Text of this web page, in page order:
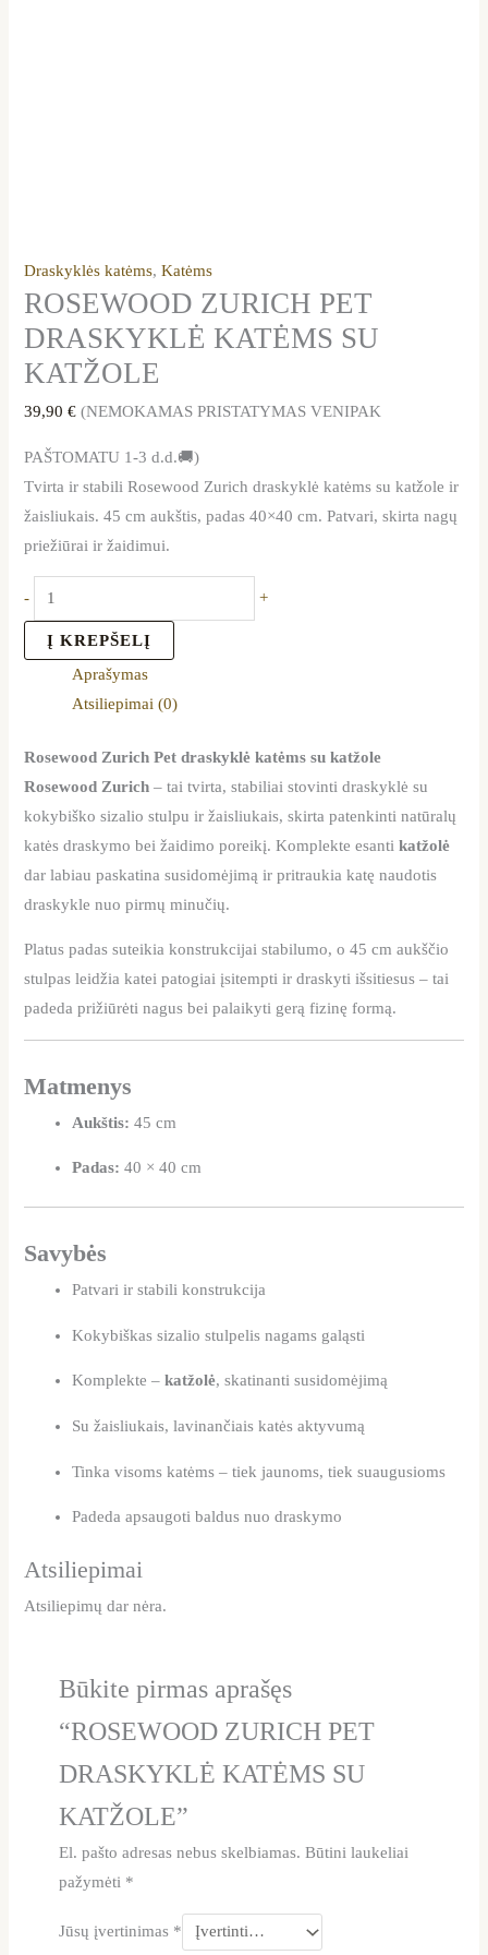
Draskyklės katėms,Katėms
ROSEWOOD ZURICH PET
DRASKYKLĖ KATĖMS SU
KATŽOLE
39,90€ (NEMOKAMAS PRISTATYMAS VENIPAK
PAŠTOMATU 1-3 d.d.🚚)
Tvirta ir stabili Rosewood Zurich draskyklė katėms su katžole ir
žaisliukais. 45 cm aukštis, padas 40×40 cm. Patvari, skirta nagų
priežiūrai ir žaidimui.
- +
Į KREPŠELĮ
Aprašymas
Atsiliepimai (0)
Rosewood Zurich Pet draskyklė katėms su katžole
Rosewood Zurich – tai tvirta, stabiliai stovinti draskyklė su
kokybiško sizalio stulpu ir žaisliukais, skirta patenkinti natūralų
katės draskymo bei žaidimo poreikį. Komplekte esantikatžolė
dar labiau paskatina susidomėjimą ir pritraukia katę naudotis
draskykle nuo pirmų minučių.
Platus padas suteikia konstrukcijai stabilumo, o 45 cm aukščio
stulpas leidžia katei patogiai įsitempti ir draskyti išsitiesus – tai
padeda prižiūrėti nagus bei palaikyti gerą fizinę formą.
Matmenys
Aukštis: 45 cm
Padas: 40 × 40 cm
Savybės
Patvari ir stabili konstrukcija
Kokybiškas sizalio stulpelis nagams galąsti
Komplekte –katžolė, skatinanti susidomėjimą
Su žaisliukais, lavinančiais katės aktyvumą
Tinka visoms katėms – tiek jaunoms, tiek suaugusioms
Padeda apsaugoti baldus nuo draskymo
Atsiliepimai
Atsiliepimų dar nėra.
Būkite pirmas aprašęs
“ROSEWOOD ZURICH PET
DRASKYKLĖ KATĖMS SU
KATŽOLE”
El. pašto adresas nebus skelbiamas. Būtini laukeliai
pažymėti *
Jūsų įvertinimas *